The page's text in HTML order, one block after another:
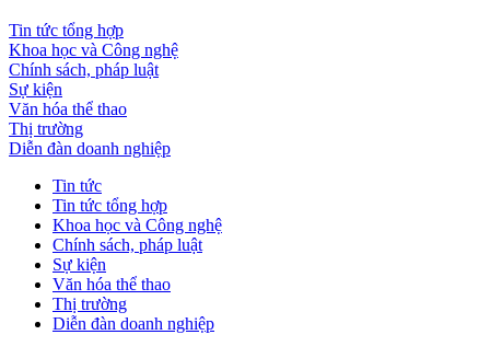
Tin tức tổng hợp
Khoa học và Công nghệ
Chính sách, pháp luật
Sự kiện
Văn hóa thể thao
Thị trường
Diễn đàn doanh nghiệp
Tin tức
Tin tức tổng hợp
Khoa học và Công nghệ
Chính sách, pháp luật
Sự kiện
Văn hóa thể thao
Thị trường
Diễn đàn doanh nghiệp